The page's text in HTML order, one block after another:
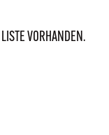
VORHANDEN.